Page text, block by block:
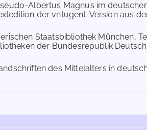
Albertus Magnus im
der vntugent-Version aus
Staatsbibliothek München,
der Bundesrepublik
des Mittelalters in